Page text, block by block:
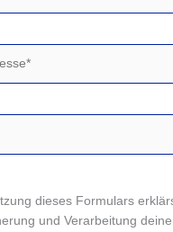
dieses Formulars
und Verarbeitung